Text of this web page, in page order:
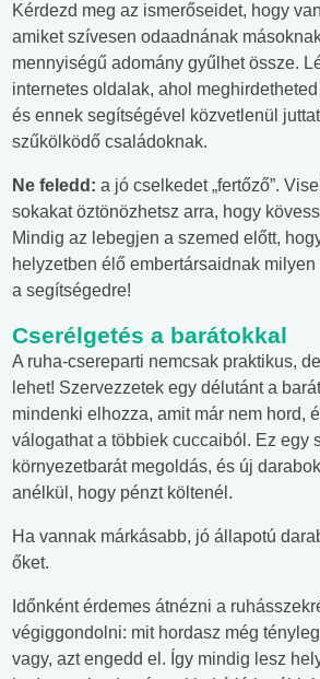
Kérdezd meg az ismerőseidet, hogy
amiket szívesen odaadnának
mennyiségű adomány gyűlhet össze.
internetes oldalak, ahol
és ennek segítségével közvetlenül
szűkölködő családoknak.
Ne feledd: a jó cselkedet „fertőző”.
sokakat öztönözhetsz arra, hogy
Mindig az lebegjen a szemed előtt,
helyzetben élő embertársaidnak
a segítségedre!
Cserélgetés a barátokkal
A ruha-csereparti nemcsak praktikus,
lehet! Szervezzetek egy délutánt a
mindenki elhozza, amit már nem hord,
válogathat a többiek cuccaiból. Ez egy
környezetbarát megoldás, és új
anélkül, hogy pénzt költenél.
Ha vannak márkásabb, jó állapotú
őket.
Időnként érdemes átnézni a
végiggondolni: mit hordasz még
vagy, azt engedd el. Így mindig lesz